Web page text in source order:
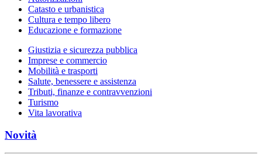
Catasto e urbanistica
Cultura e tempo libero
Educazione e formazione
Giustizia e sicurezza pubblica
Imprese e commercio
Mobilità e trasporti
Salute, benessere e assistenza
Tributi, finanze e contravvenzioni
Turismo
Vita lavorativa
Novità